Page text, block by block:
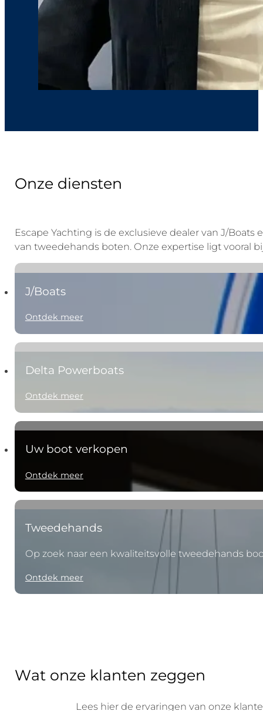
Onze diensten
Escape Yachting is de exclusieve dealer van J/
van tweedehands boten. Onze expertise ligt vooral
J/Boats
Ontdek meer
Delta Powerboats
Ontdek meer
Uw boot verkopen
Ontdek meer
Tweedehands
Op zoek naar een kwaliteitsvolle tweedehands
Ontdek meer
Wat onze klanten zeggen
Lees hier de ervaringen van onze